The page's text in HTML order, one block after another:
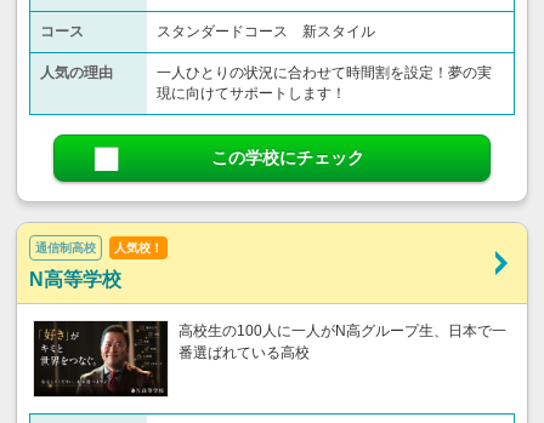
コース スタンダードコース 新スタイル
人気の理由
一人ひとりの状況に合わせて時間割を設定！夢の実
現に向けてサポートします！
この学校にチェック
通信制高校 人気校！
N高等学校
高校生の100人に一人がN高グループ生、日本で一
番選ばれている高校